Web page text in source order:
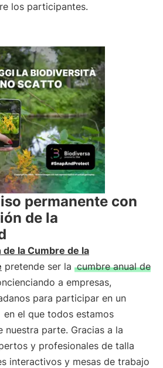
los participantes.
permanente con
de la
la Cumbre de la
pretende ser la cumbre anual de
a empresas,
para participar en un
en el que todos estamos
nuestra parte. Gracias a la
y profesionales de talla
interactivos y mesas de trabajo